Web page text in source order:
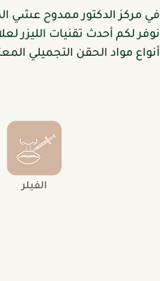
في مركز الدكتور ممدوح عشي
نوفر لكم أحدث تقنيات الليزر
أنواع مواد الحقن التجميلي
الفيلر